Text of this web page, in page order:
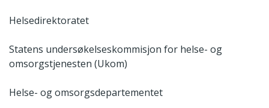
Helsedirektoratet
Statens undersøkelseskommisjon for helse- og
omsorgstjenesten (Ukom)
Helse- og omsorgsdepartementet